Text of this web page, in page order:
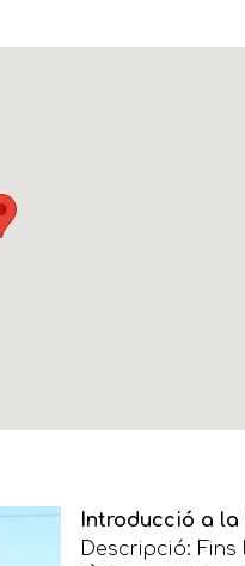
Introducció a
Descripció: